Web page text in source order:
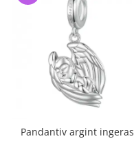
Pandantiv argint ingeras